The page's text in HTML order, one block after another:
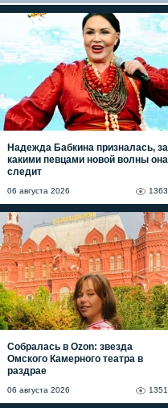
Надежда Бабкина призналась, за
какими певцами новой волны она
следит
1363
06 августа 2026
Собралась в Ozon: звезда
Омского Камерного театра в
раздрае
1351
06 августа 2026